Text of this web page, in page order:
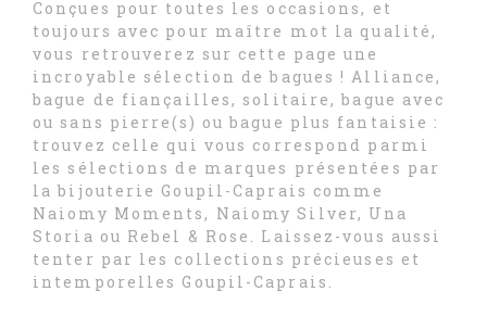
Conçues pour toutes les occasions, et
toujours avec pour maître mot la qualité,
vous retrouverez sur cette page une
incroyable sélection de bagues ! Alliance,
bague de fiançailles, solitaire, bague avec
ou sans pierre(s) ou bague plus fantaisie :
trouvez celle qui vous correspond parmi
les sélections de marques présentées par
la bijouterie Goupil-Caprais comme
Naiomy Moments, Naiomy Silver, Una
Storia ou Rebel & Rose. Laissez-vous aussi
tenter par les collections précieuses et
intemporelles Goupil-Caprais.